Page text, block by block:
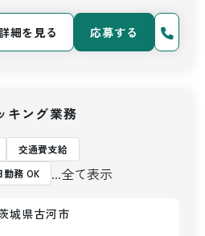
細を見る 応募する
キング業務
交通費支給
勤務 OK ...全て表示
城県古河市